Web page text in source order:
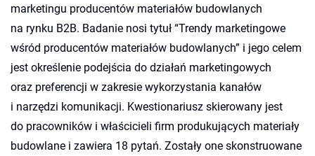
marketingu producentów materiałów budowlanych
na rynku B2B. Badanie nosi tytuł “Trendy marketingowe
wśród producentów materiałów budowlanych” i jego celem
jest określenie podejścia do działań marketingowych
oraz preferencji w zakresie wykorzystania kanałów
i narzędzi komunikacji. Kwestionariusz skierowany jest
do pracowników i właścicieli firm produkujących materiały
budowlane i zawiera 18 pytań. Zostały one skonstruowane